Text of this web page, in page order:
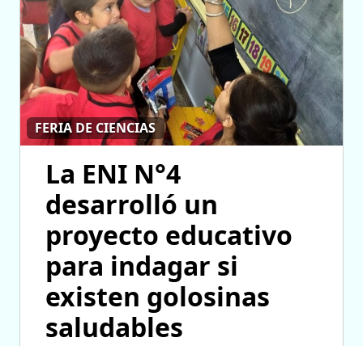
FERIA DE CIENCIAS
La ENI N°4
desarrolló un
proyecto educativo
para indagar si
existen golosinas
saludables